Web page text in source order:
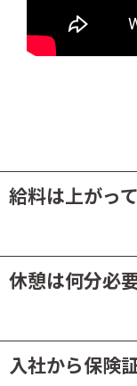
給料は上がっ
休憩は何分必
入社から保険